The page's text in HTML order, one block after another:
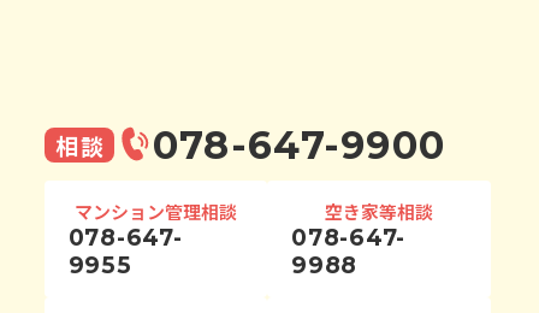
相談 078-647-9900
マンション管理相談
078-647-
9955
空き家等相談
078-647-
9988